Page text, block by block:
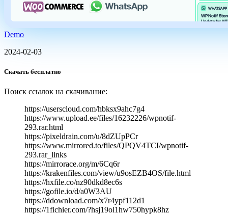
Demo
2024-02-03
Скачать бесплатно
Поиск ссылок на скачивание:
https://userscloud.com/hbksx9ahc7g4
https://www.upload.ee/files/16232226/wpnotif-
293.rar.html
https://pixeldrain.com/u/8dZUpPCr
https://www.mirrored.to/files/QPQV4TCI/wpnotif-
293.rar_links
https://mirrorace.org/m/6Cq6r
https://krakenfiles.com/view/u9osEZB4OS/file.html
https://hxfile.co/nz90dkd8ec6s
https://gofile.io/d/a0W3AU
https://ddownload.com/x7r4ypf112d1
https://1fichier.com/?hsj19ol1hw750hypk8hz